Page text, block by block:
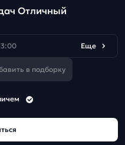
Отличный
Еще
в подборку